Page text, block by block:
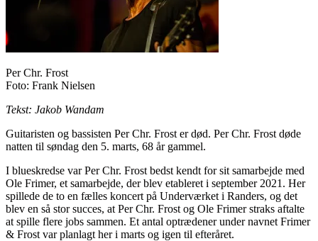
Per Chr. Frost
Foto: Frank Nielsen
Tekst: Jakob Wandam
Guitaristen og bassisten Per Chr. Frost er død. Per Chr. Frost døde
natten til søndag den 5. marts, 68 år gammel.
I blueskredse var Per Chr. Frost bedst kendt for sit samarbejde med
Ole Frimer, et samarbejde, der blev etableret i september 2021. Her
spillede de to en fælles koncert på Underværket i Randers, og det
blev en så stor succes, at Per Chr. Frost og Ole Frimer straks aftalte
at spille flere jobs sammen. Et antal optrædener under navnet Frimer
& Frost var planlagt her i marts og igen til efteråret.